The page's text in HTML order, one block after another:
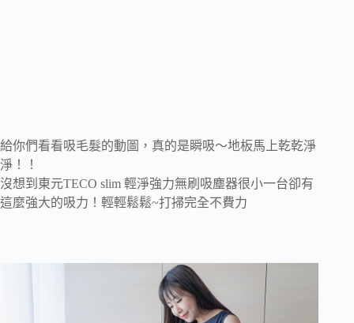
給你們看看吸毛髮的動圖，真的是瞬吸～地板馬上乾乾淨
淨！！
沒想到東元TECO slim 輕淨強力無刷吸塵器很小一台卻有
這麼強大的吸力！輕輕鬆鬆~打掃完全不費力